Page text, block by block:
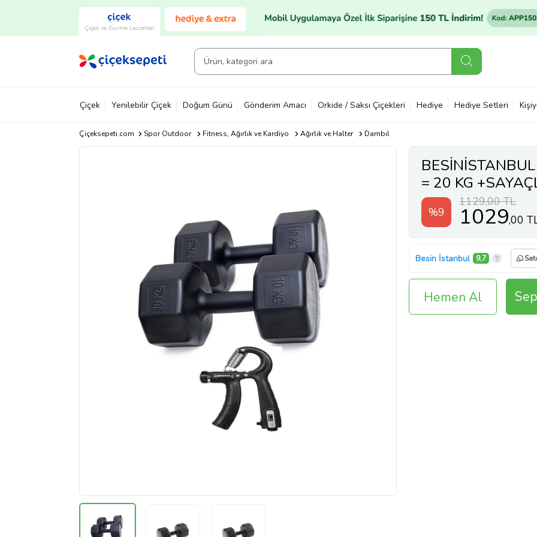
Çiçek ve Gurme Lezzetler
Çiçek Yenilebilir Çiçek Doğum Günü Gönderim Amacı Orkide / Saksı Çiçekleri Hediye Hediye Setleri
Çiçeksepeti.com Spor Outdoor Fitness, Ağırlık ve Kardiyo Ağırlık ve Halter Dambıl
= 20 KG
YAYI
%9
1129,00 TL
1029,00
Besin İstanbul 9,7
Hemen Al